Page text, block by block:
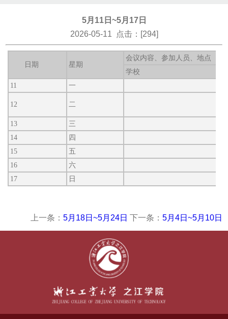
5月11日~5月17日
2026-05-11 点击：[ 294]
日期 星期
会议内容、参加人员、地点
学校
11
一
12 二
13
三
14
四
15
五
16
六
17
日
上一条： 5月18日~5月24日 下一条： 5月4日~5月10日